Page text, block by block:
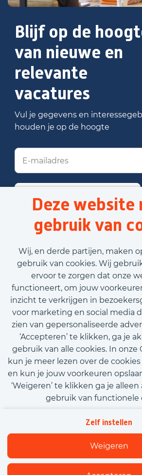
Deze website
gebruik van
Wij, en derde partijen, maken
gebruik van cookies. Wij
ervoor te zorgen dat onze
functioneert, om jouw
inzicht te verkrijgen in
voor marketing en social media
zien van gepersonaliseerde
‘Accepteren’ te klikken, ga je
gebruik van alle cookies. In onze
kun je meer lezen over de
en kun je jouw voorkeuren
‘Weigeren’ te klikken ga je
gebruik van functionele
Zelf instellen
Weigeren
Achternaam
E-mailadres
Telefoonnummer
Upload CV (optioneel)
Upload CV
Tekstveld (optioneel)
Blijf op de
van nieuwe en
relevante
vacatures
Vul je gegevens en
houden je op de hoogte
Stel job alert in
Kom met ons in contact
Cookies
Flexfamily